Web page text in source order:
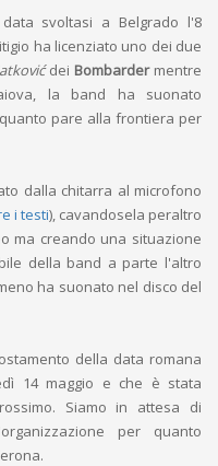
svoltasi a Belgrado l'8
ha licenziato uno dei due
dei Bombardermentre
la band ha suonato
pare alla frontiera per
dalla chitarra al microfono
i testi), cavandosela peraltro
ma creando una situazione
della band a parte l'altro
ha suonato nel disco del
della data romana
14 maggio e che è stata
Siamo in attesa di
per quanto